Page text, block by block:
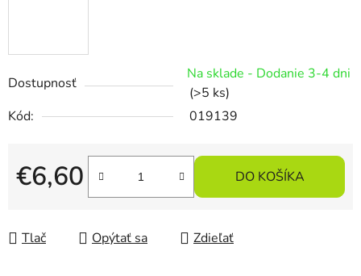
Dostupnosť
Na sklade - Dodanie 3-4 dni
(>5 ks)
Kód:
019139
€6,60
Jednotková cena:
DO KOŠÍKA
Tlač Opýtať sa Zdieľať